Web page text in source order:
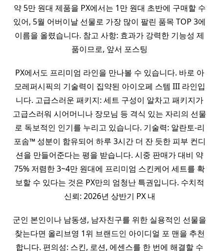
약 5만 원대 제품을 PX에서는 1만 원대 초반에 구매할 수
있어, 5월 어버이날 선물로 가장 많이 팔린 품목 TOP 3에
이름을 올렸습니다. 참고 사항: 효과가 강력한 기능성 제
품이므로, 앞서 포스팅
PX에서도 프리미엄 라인을 만나볼 수 있습니다. 바로 아
모레퍼시픽의 기술력이 집약된 아이오페 스템 III 라인입
니다. 고급스러운 패키지: 세트 구성이 알차고 패키지가
고급스러워 시어머니나 장모님 등 격식 있는 자리의 선물
로 독보적인 인기를 누리고 있습니다. 기술력: 알란토-리
포솜™ 성분이 함유되어 하루 3시간 더 잔 듯한 피부 컨디
션을 만들어준다는 평을 받습니다. 시중 판매가 대비 약
75% 저렴한 3~4만 원대에 프리미엄 스킨케어 세트를 확
보할 수 있다는 것은 PX만의 엄청난 특권입니다. 수치적
신뢰: 2026년 상반기 PX 내
군인 본인이나 남동생, 남자친구를 위한 실용적인 선물을
찾는다면 올리브영 1위 브랜드인 아이디얼 포 맨을 추천
합니다. 편의성: 스킨, 로션, 에센스를 한 번에 해결할 수